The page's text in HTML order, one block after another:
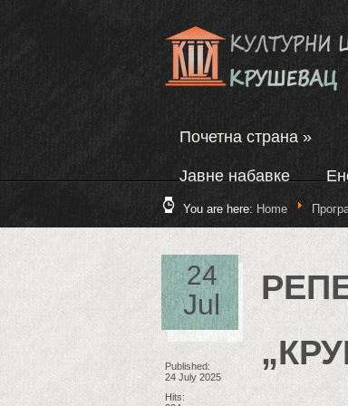
Почетна страна »
Јавне набавке
You are here: Home
24
Jul
Published:
24 July 2025
Hits: